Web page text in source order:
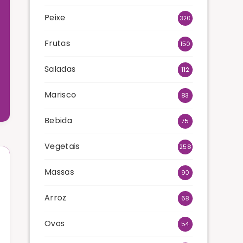
Peixe 320
Frutas 150
Saladas 112
Marisco 83
Bebida 75
Vegetais 258
Massas 90
Arroz 68
Ovos 54